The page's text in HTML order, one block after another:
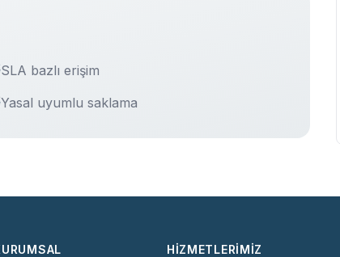
SLA bazlı erişim
Yasal uyumlu saklama
HIZMETLERIMIZ